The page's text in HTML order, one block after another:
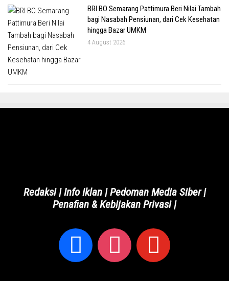
BRI BO Semarang Pattimura Beri Nilai Tambah
bagi Nasabah Pensiunan, dari Cek Kesehatan
hingga Bazar UMKM
4 August 2026
Redaksi|Info Iklan|Pedoman Media Siber|
Penafian & Kebijakan Privasi|